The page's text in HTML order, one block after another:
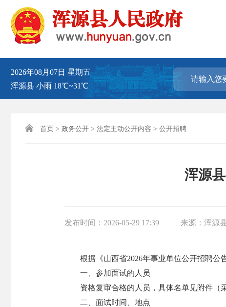
2026年08月07日 星期五
浑源县 小雨 18℃~31℃
 首页 > 政务公开 > 法定主动公开内容 > 公开招聘
浑源
发布时间： 2026-05-29 17:39 来源： 浑源
根据《山西省2026年事业单位公开招聘公
一、参加面试的人员
资格复审合格的人员，具体名单见附件（
二、面试时间、地点